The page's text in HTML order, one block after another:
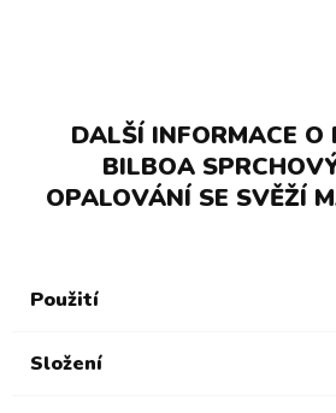
DALŠÍ INFORMACE O
BILBOA
OPALOVÁNÍ SE SVĚŽÍ
Použití
Složení